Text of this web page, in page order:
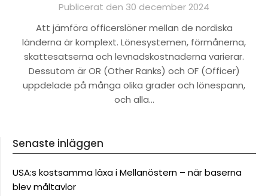
Publicerat den 30 december 2024
Att jämföra officerslöner mellan de nordiska
länderna är komplext. Lönesystemen, förmånerna,
skattesatserna och levnadskostnaderna varierar.
Dessutom är OR (Other Ranks) och OF (Officer)
uppdelade på många olika grader och lönespann,
och alla…
Senaste inläggen
USA:s kostsamma läxa i Mellanöstern – när baserna
blev måltavlor